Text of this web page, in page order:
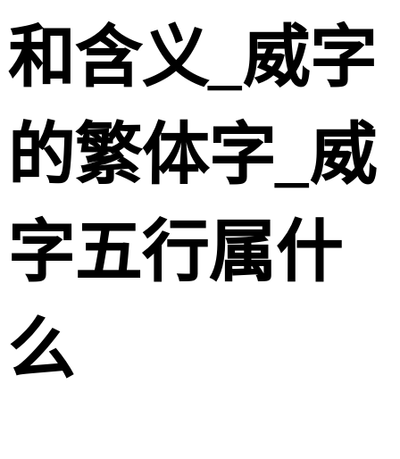
和含义_威字
的繁体字_威
字五行属什
么